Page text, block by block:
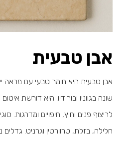
אבן טבעית
אבן טבעית היא חומר טבעי עם מראה
שונה בגווניו ובורידיו. היא דורשת
לריצוף פנים וחוץ, חיפויים ומדרגות.